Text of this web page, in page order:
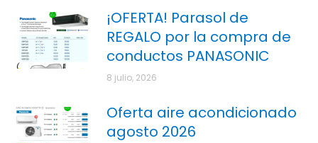
¡OFERTA! Parasol de
REGALO por la compra de
conductos PANASONIC
8 julio, 2026
Oferta aire acondicionado
agosto 2026